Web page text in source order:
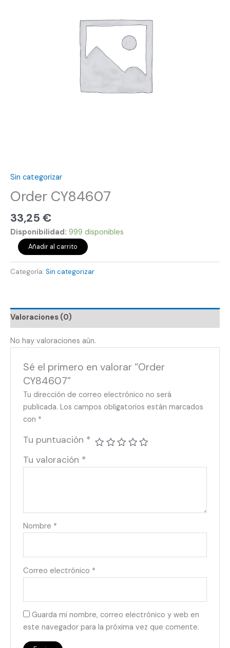
Sin categorizar
Order CY84607
33,25 €
Disponibilidad: 999 disponibles
Añadir al carrito
Categoría: Sin categorizar
Valoraciones (0)
No hay valoraciones aún.
Sé el primero en valorar “Order
CY84607”
Tu dirección de correo electrónico no será
publicada. Los campos obligatorios están marcados
con *
Tu puntuación *
Tu valoración *
Nombre *
Correo electrónico *
Guarda mi nombre, correo electrónico y web en
este navegador para la próxima vez que comente.